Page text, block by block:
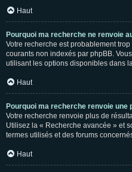
Haut
Pourquoi ma recherche ne renvoie
Votre recherche est probablement
courants non indexés par phpBB.
utilisant les options disponibles dans
Haut
Pourquoi ma recherche renvoie une
Votre recherche renvoie plus de
Utilisez la « Recherche avancée » et
termes utilisés et des forums
Haut